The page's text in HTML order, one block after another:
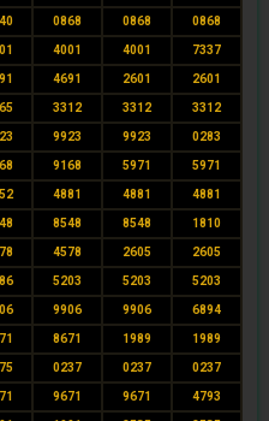
0868 0868 0868
4001 4001 7337
4691 2601 2601
3312 3312 3312
9923 9923 0283
9168 5971 5971
4881 4881 4881
8548 8548 1810
4578 2605 2605
5203 5203 5203
9906 9906 6894
8671 1989 1989
0237 0237 0237
9671 9671 4793